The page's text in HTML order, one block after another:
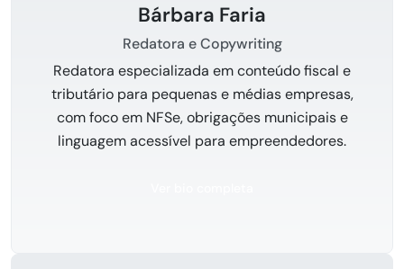
Bárbara Faria
Redatora e Copywriting
Redatora especializada em conteúdo fiscal e
tributário para pequenas e médias empresas,
com foco em NFSe, obrigações municipais e
linguagem acessível para empreendedores.